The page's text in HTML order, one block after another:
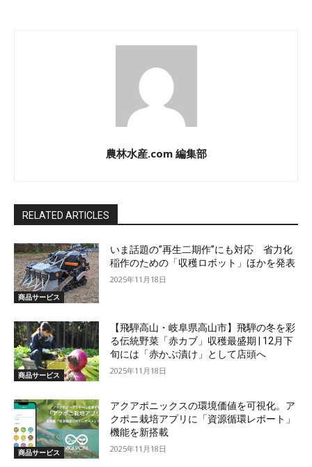
農林水産.com 編集部
RELATED ARTICLES
商品サービス
いま話題の”再生二期作”にも対応 省力化
稲作のための「収穫ロボット」ほかを発表
2025年11月18日
商品サービス
【飛騨高山・岐阜県高山市】飛騨の冬を彩
る伝統野菜「赤カブ」収穫最盛期 | 12月下
旬には「赤かぶ漬け」として店頭へ
2025年11月18日
商品サービス
アクアポニックスの環境価値を可視化。ア
クポニ栽培アプリに「資源循環レポート」
機能を新搭載
2025年11月18日